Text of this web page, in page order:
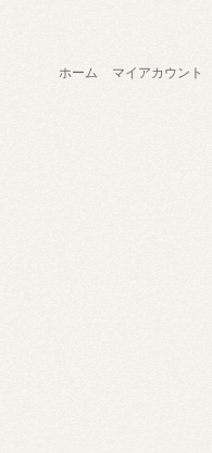
ホーム マイアカウント